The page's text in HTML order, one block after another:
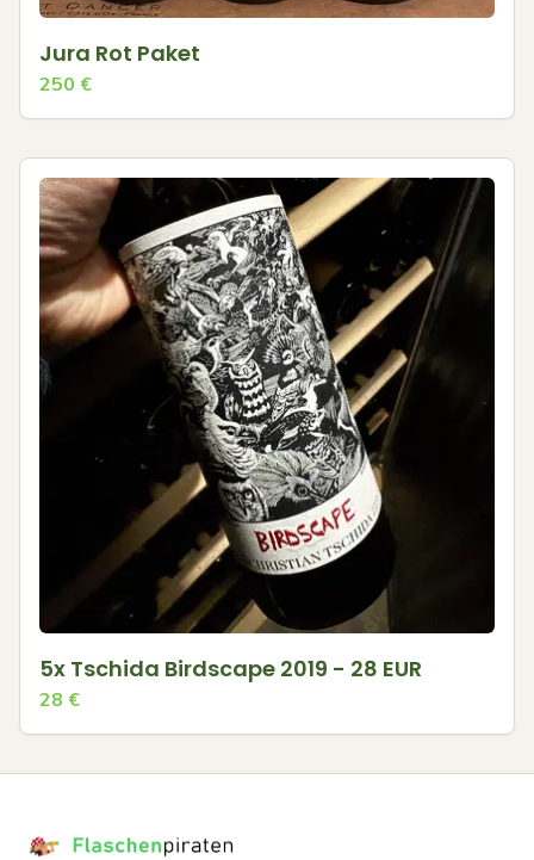
Jura Rot Paket
250 €
5x Tschida Birdscape 2019 - 28 EUR
28 €